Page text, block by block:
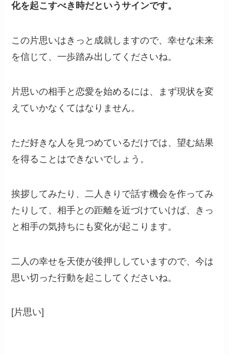
化を起こすべき時だというサインです。
この片思いはきっと成就しますので、幸せな未来
を信じて、一歩踏み出してくださいね。
片思いの相手と恋愛を始めるには、まず現状を変
えていかなくてはなりません。
ただ好きな人を見つめているだけでは、望む結果
を得ることはできないでしょう。
挨拶してみたり、二人きりで話す機会を作ってみ
たりして、相手との距離を近づけていけば、きっ
と相手の気持ちにも変化が起こります。
二人の幸せを天使が後押ししていますので、今は
思い切った行動を起こしてくださいね。
[片思い]